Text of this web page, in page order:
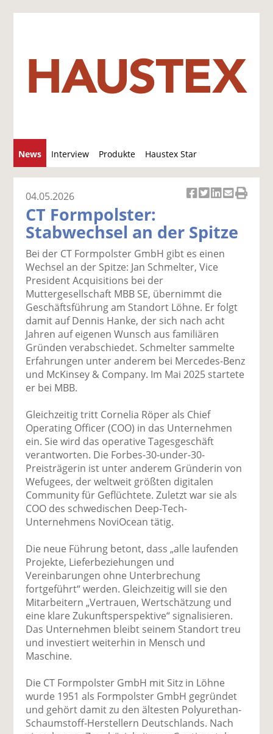
News Interview Produkte Haustex Star
u
c
k
a
uf
ac
e
b
o
o
k
te
e
n
k
el
t
wi
tt
er
n
k
a
uf
Li
n
k
e
di
n
te
il
n
k
p
m
ai
l
v
er
se
n
k
e
n
04.05.2026
CT Formpolster:
Stabwechsel an der Spitze
Bei der CT Formpolster GmbH gibt es einen
Wechsel an der Spitze: Jan Schmelter, Vice
President Acquisitions bei der
Muttergesellschaft MBB SE, übernimmt die
Geschäftsführung am Standort Löhne. Er folgt
damit auf Dennis Hanke, der sich nach acht
Jahren auf eigenen Wunsch aus familiären
Gründen verabschiedet. Schmelter sammelte
Erfahrungen unter anderem bei Mercedes-Benz
und McKinsey & Company. Im Mai 2025 startete
er bei MBB.
Gleichzeitig tritt Cornelia Röper als Chief
Operating Officer (COO) in das Unternehmen
ein. Sie wird das operative Tagesgeschäft
verantworten. Die Forbes-30-under-30-
Preisträgerin ist unter anderem Gründerin von
Wefugees, der weltweit größten digitalen
Community für Geflüchtete. Zuletzt war sie als
COO des schwedischen Deep-Tech-
Unternehmens NoviOcean tätig.
Die neue Führung betont, dass „alle laufenden
Projekte, Lieferbeziehungen und
Vereinbarungen ohne Unterbrechung
fortgeführt“ werden. Gleichzeitig will sie den
Mitarbeitern „Vertrauen, Wertschätzung und
eine klare Zukunftsperspektive“ signalisieren.
Das Unternehmen bleibt seinem Standort treu
und investiert weiterhin in Mensch und
Maschine.
Die CT Formpolster GmbH mit Sitz in Löhne
wurde 1951 als Formpolster GmbH gegründet
und gehört damit zu den ältesten Polyurethan-
Schaumstoff-Herstellern Deutschlands. Nach